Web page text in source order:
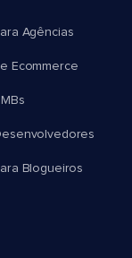
Agências
Ecommerce
Blogueiros